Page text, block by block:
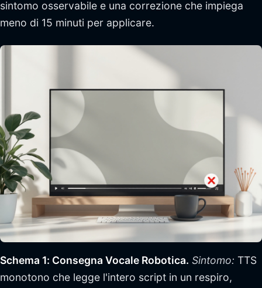
sintomo osservabile e una correzione che impiega
meno di 15 minuti per applicare.
Schema 1: Consegna Vocale Robotica. Sintomo: TTS
monotono che legge l'intero script in un respiro,